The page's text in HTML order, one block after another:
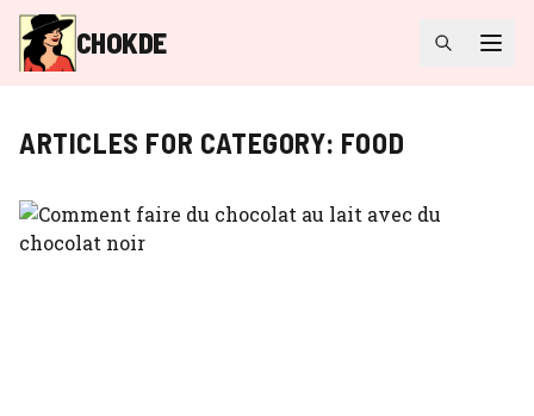
CHOKDE
ARTICLES FOR CATEGORY: FOOD